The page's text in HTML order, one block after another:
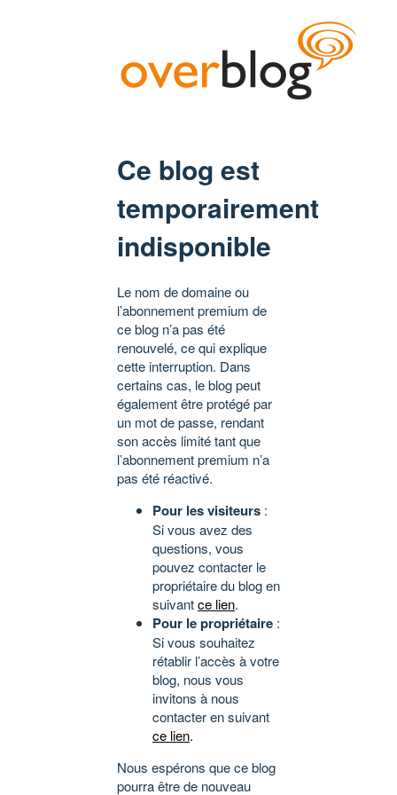
Ce blog est
temporairement
indisponible
Le nom de domaine ou
l’abonnement premium de
ce blog n’a pas été
renouvelé, ce qui explique
cette interruption. Dans
certains cas, le blog peut
également être protégé par
un mot de passe, rendant
son accès limité tant que
l’abonnement premium n’a
pas été réactivé.
Pour les visiteurs :
Si vous avez des
questions, vous
pouvez contacter le
propriétaire du blog en
suivantce lien.
Pour le propriétaire :
Si vous souhaitez
rétablir l’accès à votre
blog, nous vous
invitons à nous
contacter en suivant
ce lien.
Nous espérons que ce blog
pourra être de nouveau